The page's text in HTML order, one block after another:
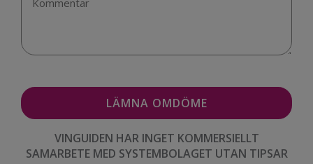
VINGUIDEN HAR INGET KOMMERSIELLT
SAMARBETE MED SYSTEMBOLAGET UTAN TIPSAR